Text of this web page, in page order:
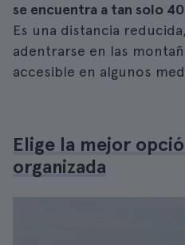
se encuentra a tan solo
Es una distancia
adentrarse en las
accesible en algunos
Elige la mejor
organizada